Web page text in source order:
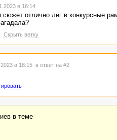
в 16:14
отлично лёг в конкурсные
Скрыть ветку
в 18:15 в ответ на #2
в темe